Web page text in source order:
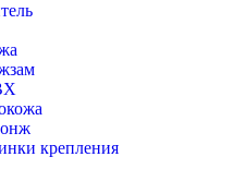
крепления